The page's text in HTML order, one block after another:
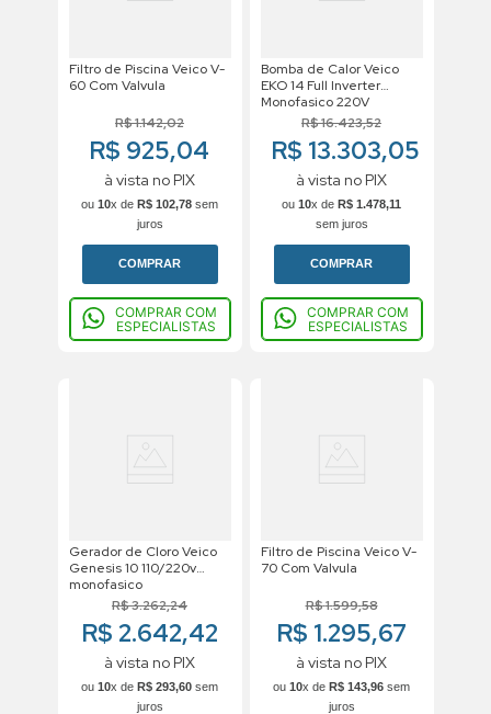
Filtro de Piscina Veico V-
60 Com Valvula
R$1.142,02
R$ 925,04
à vista no PIX
ou 10x de R$ 102,78 sem
juros
COMPRAR
COMPRAR COM
ESPECIALISTAS
Bomba de Calor Veico
EKO 14 Full Inverter
Monofasico 220V
R$16.423,52
R$ 13.303,05
à vista no PIX
ou 10x de R$ 1.478,11
sem juros
COMPRAR
COMPRAR COM
ESPECIALISTAS
Gerador de Cloro Veico
Genesis 10 110/220v
monofasico
R$3.262,24
R$ 2.642,42
à vista no PIX
ou 10x de R$ 293,60 sem
juros
Filtro de Piscina Veico V-
70 Com Valvula
R$1.599,58
R$ 1.295,67
à vista no PIX
ou 10x de R$ 143,96 sem
juros